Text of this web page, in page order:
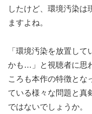
したけど、環境汚染は
ますよね。
「環境汚染を放置し
かも…」と視聴者に思
ころも本作の特徴とな
ている様々な問題と真
ではないでしょうか。